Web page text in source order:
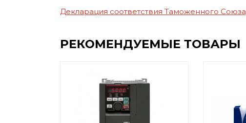
Декларация соответствия Таможенного Союза
РЕКОМЕНДУЕМЫЕ ТОВАРЫ